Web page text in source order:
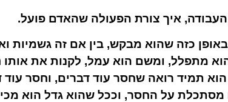
איך צורת הפעולה שהאדם פועל.
כזה שהוא מבקש, בין אם זה גשמיות
מתפלל, ומשם הוא עמל, לקנות את אותו
תמיד רואה שחסר עוד דברים, וחסר עוד
מסתכלת על החסר, וככל שהוא גדל הוא